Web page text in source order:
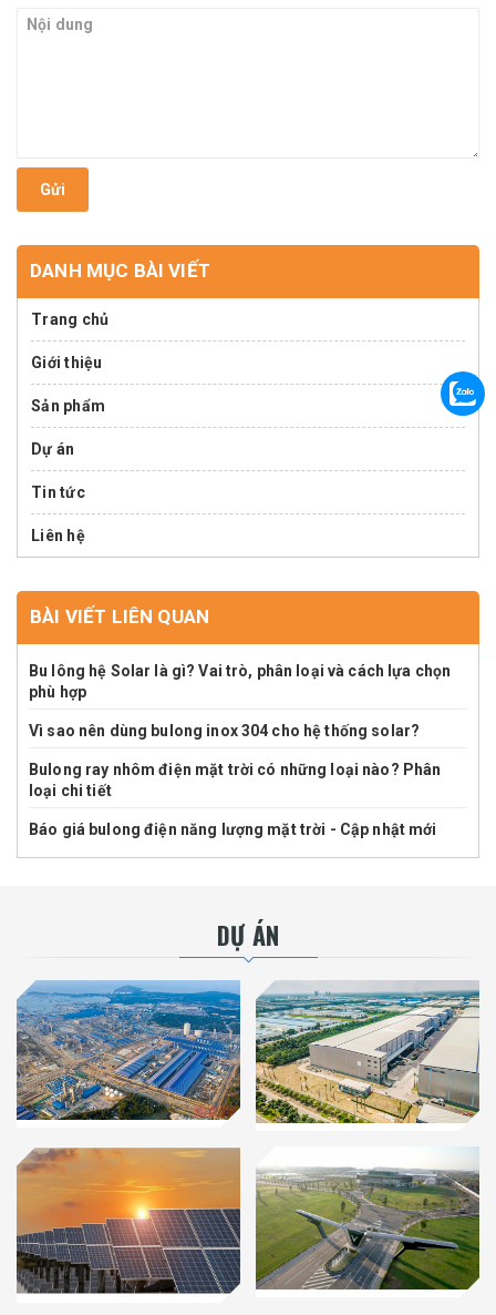
Gửi
DANH MỤC BÀI VIẾT
Trang chủ
Giới thiệu
Sản phẩm
Dự án
Tin tức
Liên hệ
BÀI VIẾT LIÊN QUAN
Bu lông hệ Solar là gì? Vai trò, phân loại và cách lựa chọn
phù hợp
Vì sao nên dùng bulong inox 304 cho hệ thống solar?
Bulong ray nhôm điện mặt trời có những loại nào? Phân
loại chi tiết
Báo giá bulong điện năng lượng mặt trời - Cập nhật mới
DỰ ÁN